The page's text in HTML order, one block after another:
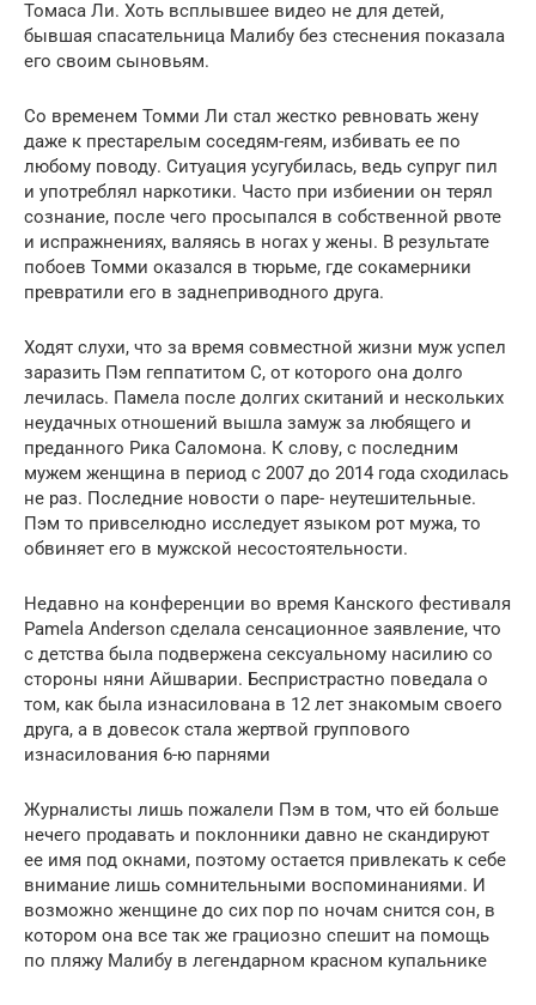
Томаса Ли. Хоть всплывшее видео не для детей,
бывшая спасательница Малибу без стеснения показала
его своим сыновьям.
Со временем Томми Ли стал жестко ревновать жену
даже к престарелым соседям-геям, избивать ее по
любому поводу. Ситуация усугубилась, ведь супруг пил
и употреблял наркотики. Часто при избиении он терял
сознание, после чего просыпался в собственной рвоте
и испражнениях, валяясь в ногах у жены. В результате
побоев Томми оказался в тюрьме, где сокамерники
превратили его в заднеприводного друга.
Ходят слухи, что за время совместной жизни муж успел
заразить Пэм геппатитом C, от которого она долго
лечилась. Памела после долгих скитаний и нескольких
неудачных отношений вышла замуж за любящего и
преданного Рика Саломона. К слову, с последним
мужем женщина в период с 2007 до 2014 года сходилась
не раз. Последние новости о паре- неутешительные.
Пэм то привселюдно исследует языком рот мужа, то
обвиняет его в мужской несостоятельности.
Недавно на конференции во время Канского фестиваля
Pamela Anderson сделала сенсационное заявление, что
с детства была подвержена сексуальному насилию со
стороны няни Айшварии. Беспристрастно поведала о
том, как была изнасилована в 12 лет знакомым своего
друга, а в довесок стала жертвой группового
изнасилования 6-ю парнями
Журналисты лишь пожалели Пэм в том, что ей больше
нечего продавать и поклонники давно не скандируют
ее имя под окнами, поэтому остается привлекать к себе
внимание лишь сомнительными воспоминаниями. И
возможно женщине до сих пор по ночам снится сон, в
котором она все так же грациозно спешит на помощь
по пляжу Малибу в легендарном красном купальнике